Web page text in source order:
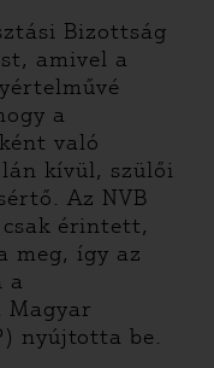
Bizottság
amivel a
a
való
kívül, szülői
Az NVB
érintett,
meg, így az
a
nyújtotta be.